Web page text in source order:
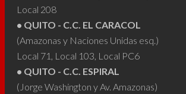
producto
Local 208
• QUITO - C.C. EL CARACOL
(Amazonas y Naciones Unidas esq.)
Local 71, Local 103, Local PC6
• QUITO - C.C. ESPIRAL
(Jorge Washington y Av. Amazonas)